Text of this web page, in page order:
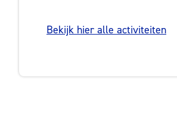
Bekijk hier alle activiteiten